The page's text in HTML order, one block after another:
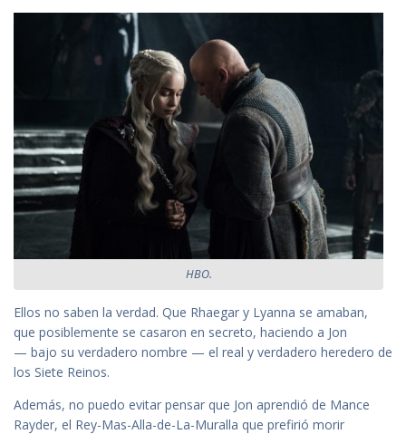
HBO.
Ellos no saben la verdad. Que Rhaegar y Lyanna se amaban,
que posiblemente se casaron en secreto, haciendo a Jon
— bajo su verdadero nombre — el real y verdadero heredero de
los Siete Reinos.
Además, no puedo evitar pensar que Jon aprendió de Mance
Rayder, el Rey-Mas-Alla-de-La-Muralla que prefirió morir